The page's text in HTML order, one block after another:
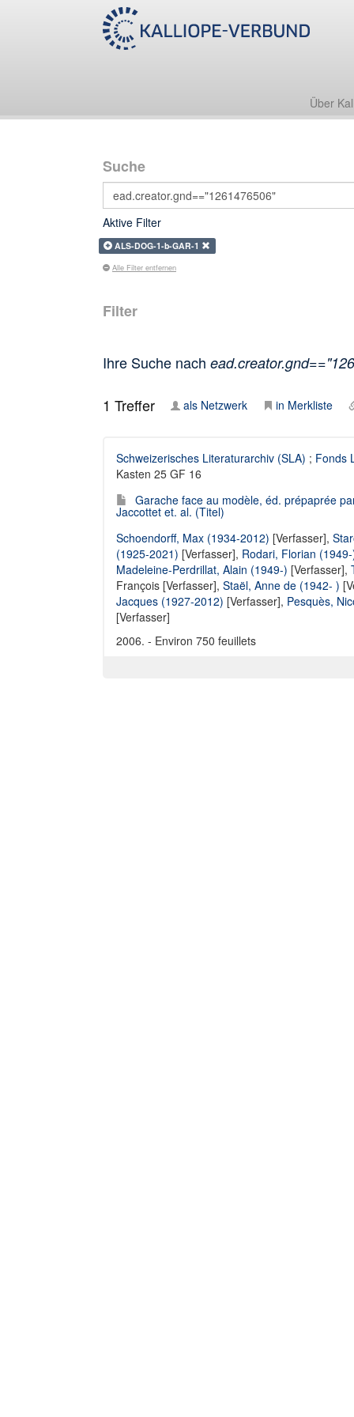
Über
Suche
Aktive Filter
ALS-DOG-1-b-GAR-1
Alle Filter entfernen
Filter
Ihre Suche nach
1 Treffer als Netzwerk in Merkliste
Schweizerisches Literaturarchiv (SLA) ; Fonds
Kasten 25 GF 16
Garache face au modèle, éd. prépaprée
Jaccottet et. al. (Titel)
Schoendorff, Max (1934-2012) [Verfasser],
(1925-2021) [Verfasser], Rodari, Florian
Madeleine-Perdrillat, Alain (1949-) [Verfasser],
François [Verfasser], Staël, Anne de (1942- )
Jacques (1927-2012) [Verfasser], Pesquès,
[Verfasser]
2006. - Environ 750 feuillets